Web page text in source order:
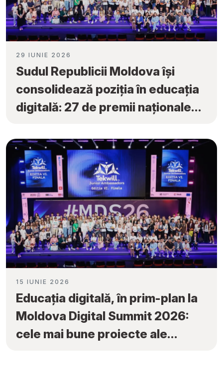
29 IUNIE 2026
Sudul Republicii Moldova își
consolidează poziția în educația
digitală: 27 de premii naționale
Ambassadors”
15 IUNIE 2026
Educația digitală, în prim-plan la
Moldova Digital Summit 2026:
cele mai bune proiecte ale